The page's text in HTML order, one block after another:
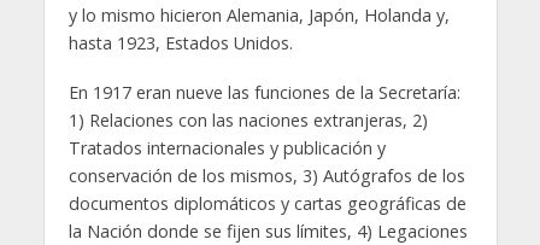
y lo mismo hicieron Alemania, Japón, Holanda y,
hasta 1923, Estados Unidos.
En 1917 eran nueve las funciones de la Secretaría:
1) Relaciones con las naciones extranjeras, 2)
Tratados internacionales y publicación y
conservación de los mismos, 3) Autógrafos de los
documentos diplomáticos y cartas geográficas de
la Nación donde se fijen sus límites, 4) Legaciones